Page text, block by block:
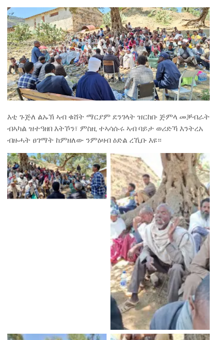
እቲ ጉጅለ ልኡኽ ኣብ ቁሸት ማርያም ደንገላት ዝርከቡ ጅምላ መቓብራት
ብኣካል ዝተዓዘበ እትኾን፣ ምስዚ ተኣሳሱሩ ኣብ ባይታ ወሪድኻ እንትረአ
ብዙሓት ፀገማት ከምዘለው ንምዕዛብ ዕድል ረኺቡ እዩ።
No Caption
No Caption